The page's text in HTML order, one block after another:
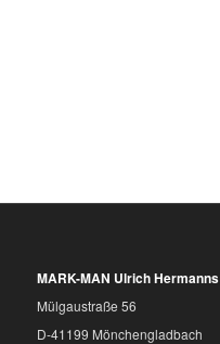
MARK-MAN Ulrich Hermanns
Mülgaustraße 56
D-41199 Mönchengladbach